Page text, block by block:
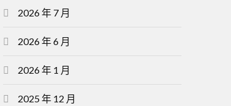
2026 年 7 月
2026 年 6 月
2026 年 1 月
2025 年 12 月